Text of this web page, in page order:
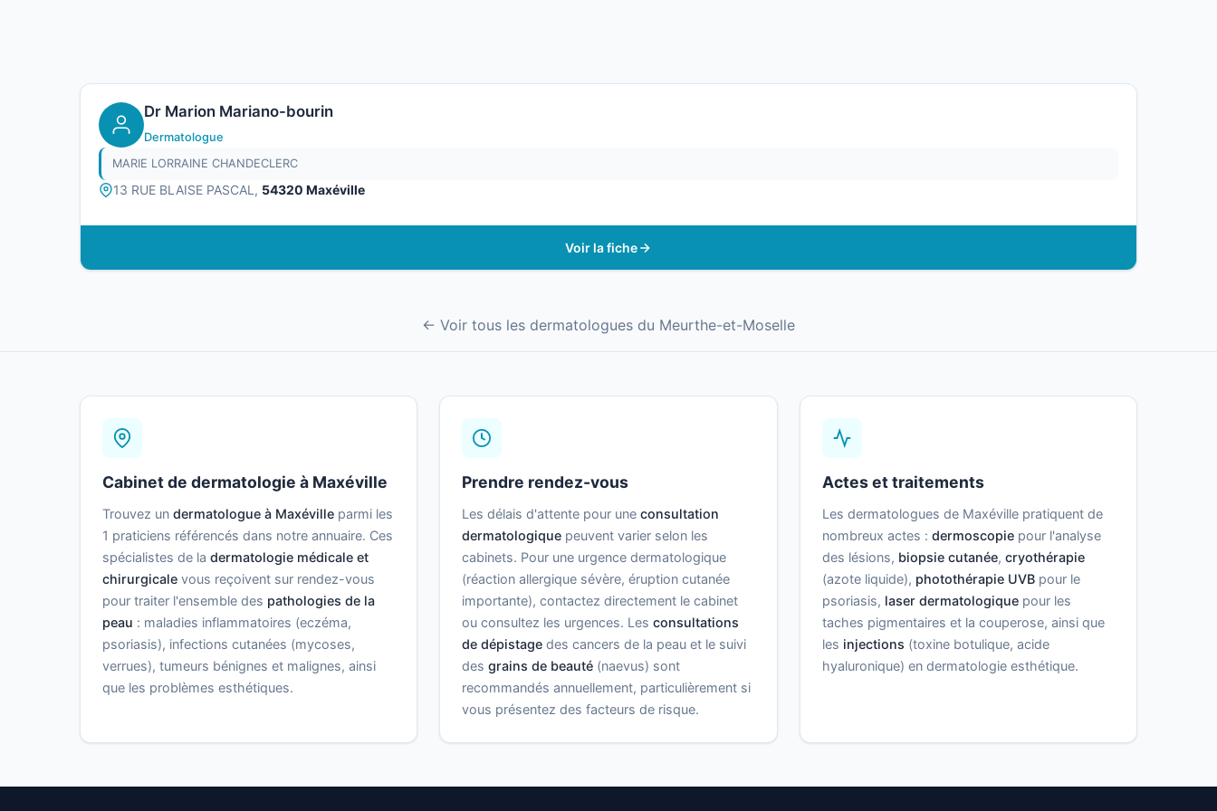
Dr Marion Mariano-bourin
Dermatologue
MARIE LORRAINE CHANDECLERC
13 RUE BLAISE PASCAL, 54320 Maxéville
Voir la fiche
← Voir tous les dermatologues du Meurthe-et-Moselle
Cabinet de dermatologie à Maxéville
Trouvez un dermatologue à Maxéville parmi les
1 praticiens référencés dans notre annuaire. Ces
spécialistes de la dermatologie médicale et
chirurgicale vous reçoivent sur rendez-vous
pour traiter l'ensemble des pathologies de la
peau : maladies inflammatoires (eczéma,
psoriasis), infections cutanées (mycoses,
verrues), tumeurs bénignes et malignes, ainsi
que les problèmes esthétiques.
Prendre rendez-vous
Les délais d'attente pour uneconsultation
dermatologique peuvent varier selon les
cabinets. Pour une urgence dermatologique
(réaction allergique sévère, éruption cutanée
importante), contactez directement le cabinet
ou consultez les urgences. Lesconsultations
de dépistage des cancers de la peau et le suivi
desgrains de beauté (naevus) sont
recommandés annuellement, particulièrement si
vous présentez des facteurs de risque.
Actes et traitements
Les dermatologues de Maxéville pratiquent de
nombreux actes : dermoscopiepour l'analyse
des lésions, biopsie cutanée, cryothérapie
(azote liquide), photothérapie UVBpour le
psoriasis, laser dermatologiquepour les
taches pigmentaires et la couperose, ainsi que
les injections (toxine botulique, acide
hyaluronique) en dermatologie esthétique.